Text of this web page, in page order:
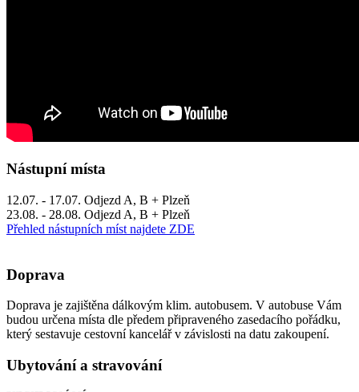
Nástupní místa
12.07. - 17.07. Odjezd A, B + Plzeň
23.08. - 28.08. Odjezd A, B + Plzeň
Přehled nástupních míst najdete ZDE
Doprava
Doprava je zajištěna dálkovým klim. autobusem. V autobuse Vám
budou určena místa dle předem připraveného zasedacího pořádku,
který sestavuje cestovní kancelář v závislosti na datu zakoupení.
Ubytování a stravování